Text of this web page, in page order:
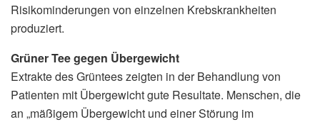
Risikominderungen von einzelnen Krebskrankheiten
produziert.
Grüner Tee gegen Übergewicht
Extrakte des Grüntees zeigten in der Behandlung von
Patienten mit Übergewicht gute Resultate. Menschen, die
an „mäßigem Übergewicht und einer Störung im